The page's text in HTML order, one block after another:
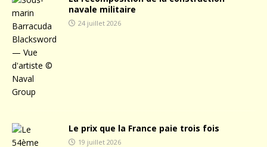
navale militaire
24 juillet 2026
Le prix que la France paie trois fois
19 juillet 2026